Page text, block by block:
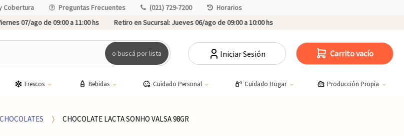
Cobertura Preguntas Frecuentes (021) 729-7200
Horarios
07/ago de 09:00 a 11:00 hs Retiro en Sucursal:Jueves 06/ago de 09:00 a 10:00 hs
o buscá por lista Iniciar Sesión Carrito vacío
Frescos Bebidas Cuidado Personal Cuidado Hogar Producción Propia
CHOCOLATES CHOCOLATE LACTA SONHO VALSA 98GR